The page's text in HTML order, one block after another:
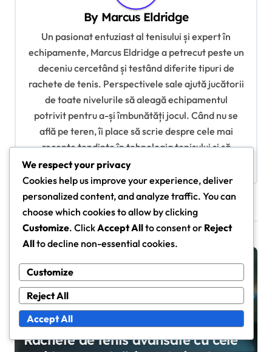
By Marcus Eldridge
Un pasionat entuziast al tenisului și expert în
echipamente, Marcus Eldridge a petrecut peste un
deceniu cercetând și testând diferite tipuri de
rachete de tenis. Perspectivele sale ajută jucătorii
de toate nivelurile să aleagă echipamentul
potrivit pentru a-și îmbunătăți jocul. Când nu se
află pe teren, îi place să scrie despre cele mai
recente tendințe în tehnologia tenisului și să
antreneze jucători aspiranți.
Related Posts
Rachete Avansate
Rachete de tenis avansate cu cele
We respect your privacy
Cookies help us improve your experience, deliver
personalized content, and analyze traffic. You can
choose which cookies to allow by clicking
Customize. ClickAccept Allto consent or Reject
Allto decline non-essential cookies.
Customize
Reject All
Accept All